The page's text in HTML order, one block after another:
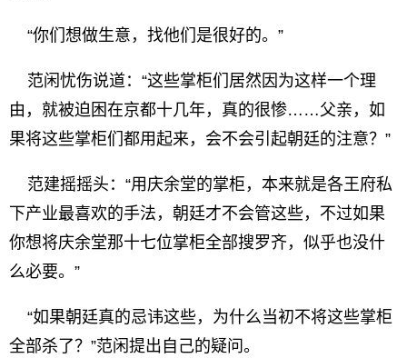
“你们想做生意，找他们是很好的。”
范闲忧伤说道：“这些掌柜们居然因为这样一个理
由，就被迫困在京都十几年，真的很惨……父亲，如
果将这些掌柜们都用起来，会不会引起朝廷的注意？”
范建摇摇头：“用庆余堂的掌柜，本来就是各王府私
下产业最喜欢的手法，朝廷才不会管这些，不过如果
你想将庆余堂那十七位掌柜全部搜罗齐，似乎也没什
么必要。”
“如果朝廷真的忌讳这些，为什么当初不将这些掌柜
全部杀了？”范闲提出自己的疑问。